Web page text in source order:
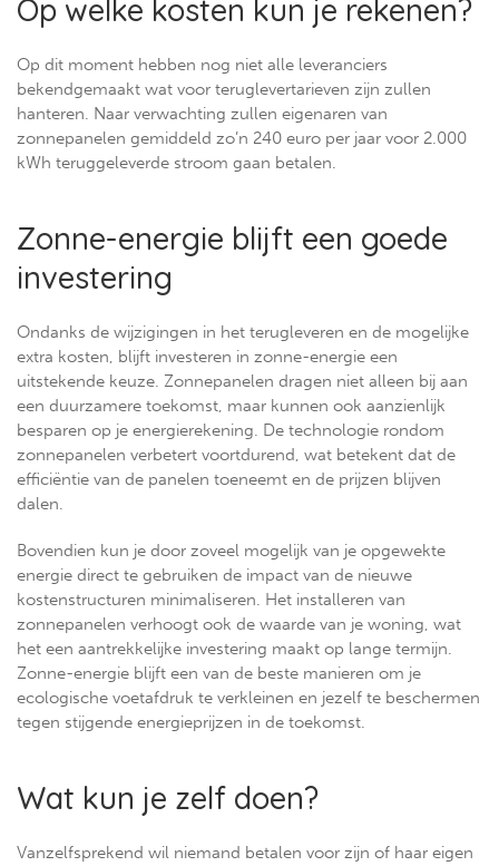
Op welke kosten kun je rekenen?
Op dit moment hebben nog niet alle leveranciers
bekendgemaakt wat voor teruglevertarieven zijn zullen
hanteren. Naar verwachting zullen eigenaren van
zonnepanelen gemiddeld zo’n 240 euro per jaar voor 2.000
kWh teruggeleverde stroom gaan betalen.
Zonne-energie blijft een goede
investering
Ondanks de wijzigingen in het terugleveren en de mogelijke
extra kosten, blijft investeren in zonne-energie een
uitstekende keuze. Zonnepanelen dragen niet alleen bij aan
een duurzamere toekomst, maar kunnen ook aanzienlijk
besparen op je energierekening. De technologie rondom
zonnepanelen verbetert voortdurend, wat betekent dat de
efficiëntie van de panelen toeneemt en de prijzen blijven
dalen.
Bovendien kun je door zoveel mogelijk van je opgewekte
energie direct te gebruiken de impact van de nieuwe
kostenstructuren minimaliseren. Het installeren van
zonnepanelen verhoogt ook de waarde van je woning, wat
het een aantrekkelijke investering maakt op lange termijn.
Zonne-energie blijft een van de beste manieren om je
ecologische voetafdruk te verkleinen en jezelf te beschermen
tegen stijgende energieprijzen in de toekomst.
Wat kun je zelf doen?
Vanzelfsprekend wil niemand betalen voor zijn of haar eigen